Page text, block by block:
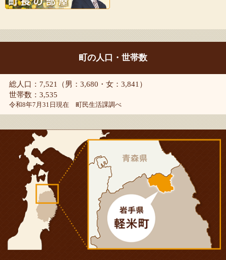
町の人口・世帯数
総人口：7,521（男：3,680・女：3,841）
世帯数：3,535
令和8年7月31日現在 町民生活課調べ